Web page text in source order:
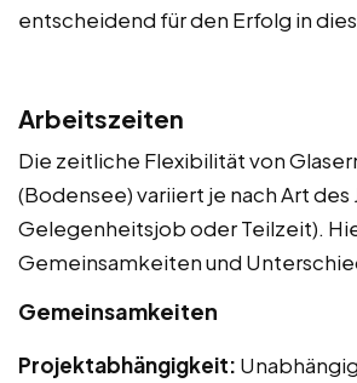
entscheidend für den Erfolg in
Arbeitszeiten
Die zeitliche Flexibilität von
(Bodensee) variiert je nach Art des
Gelegenheitsjob oder Teilzeit).
Gemeinsamkeiten und
Gemeinsamkeiten
Projektabhängigkeit: